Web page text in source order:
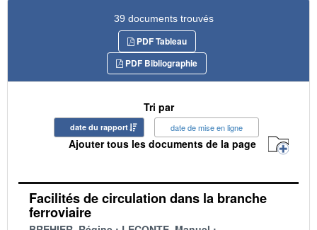
39 documents trouvés
PDF Tableau
PDF Bibliographie
Tri par
date du rapport date de mise en ligne
Ajouter tous les documents de la page
Facilités de circulation dans la branche
ferroviaire